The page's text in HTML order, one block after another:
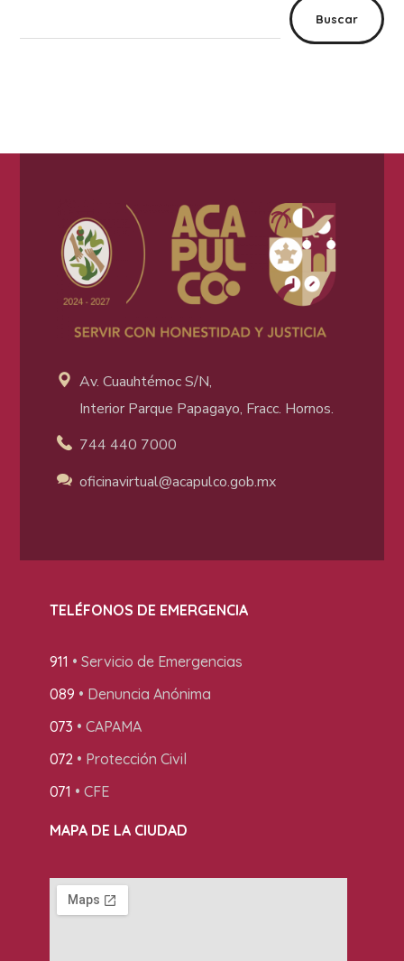
Buscar
Av. Cuauhtémoc S/N,
Interior Parque Papagayo, Fracc. Hornos.
744 440 7000
oficinavirtual@acapulco.gob.mx
TELÉFONOS DE EMERGENCIA
911 • Servicio de Emergencias
089 • Denuncia Anónima
073 • CAPAMA
072 • Protección Civil
071 • CFE
MAPA DE LA CIUDAD